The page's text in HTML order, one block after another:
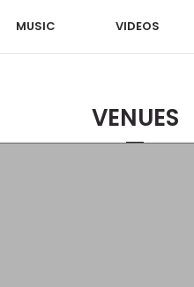
MUSIC VIDEOS
VENUES